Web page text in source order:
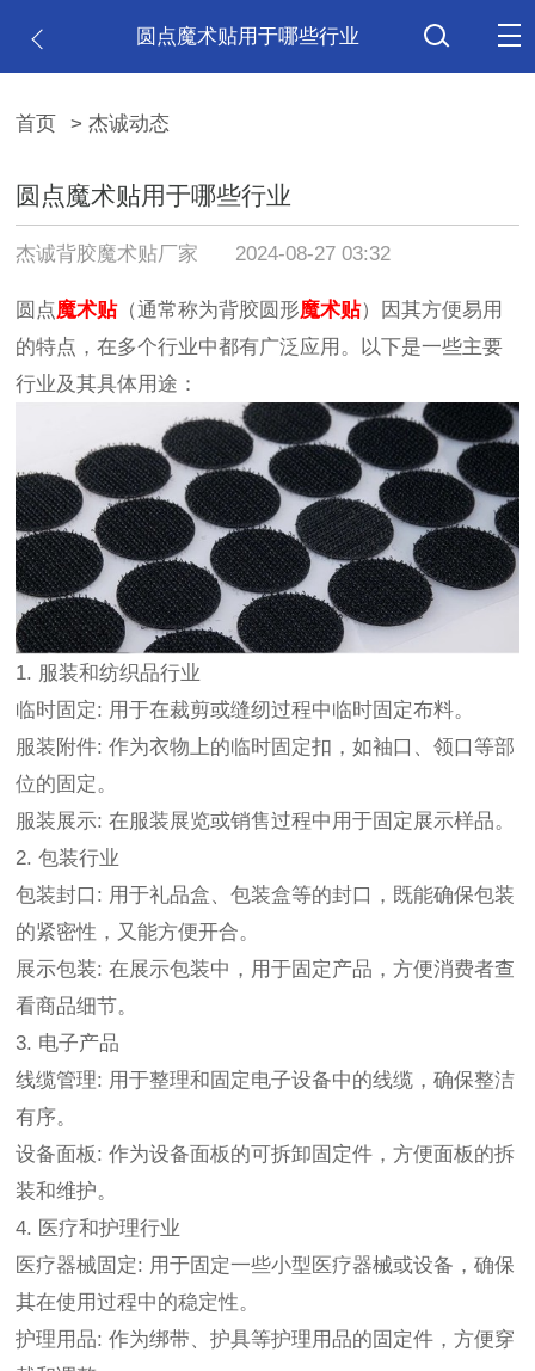
圆点魔术贴用于哪些行业
首页 > 杰诚动态
圆点魔术贴用于哪些行业
杰诚背胶魔术贴厂家 2024-08-27 03:32
圆点魔术贴（通常称为背胶圆形魔术贴）因其方便易用
的特点，在多个行业中都有广泛应用。以下是一些主要
行业及其具体用途：
1. 服装和纺织品行业
临时固定: 用于在裁剪或缝纫过程中临时固定布料。
服装附件: 作为衣物上的临时固定扣，如袖口、领口等部
位的固定。
服装展示: 在服装展览或销售过程中用于固定展示样品。
2. 包装行业
包装封口: 用于礼品盒、包装盒等的封口，既能确保包装
的紧密性，又能方便开合。
展示包装: 在展示包装中，用于固定产品，方便消费者查
看商品细节。
3. 电子产品
线缆管理: 用于整理和固定电子设备中的线缆，确保整洁
有序。
设备面板: 作为设备面板的可拆卸固定件，方便面板的拆
装和维护。
4. 医疗和护理行业
医疗器械固定: 用于固定一些小型医疗器械或设备，确保
其在使用过程中的稳定性。
护理用品: 作为绑带、护具等护理用品的固定件，方便穿